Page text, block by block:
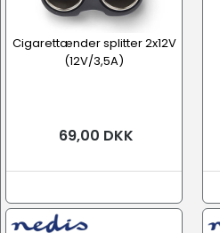
Cigarettænder splitter 2x12V
(12V/3,5A)
69,00 DKK